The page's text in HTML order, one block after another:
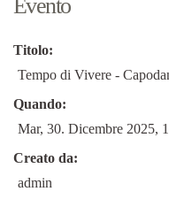
Evento
Titolo:
Tempo di Vivere -
Quando:
Mar, 30. Dicembre 2025,
Creato da:
admin